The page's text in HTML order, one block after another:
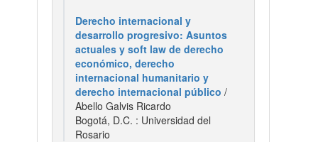
Derecho internacional y
desarrollo progresivo: Asuntos
actuales y soft law de derecho
económico, derecho
internacional humanitario y
derecho internacional público /
Abello Galvis Ricardo
Bogotá, D.C. : Universidad del
Rosario